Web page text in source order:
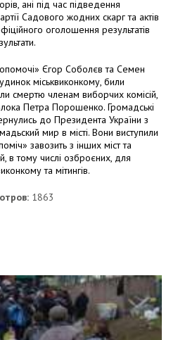
ані під час підведення
Садового жодних скарг та актів
оголошення результатів
Єгор Соболєв та Семен
міськвиконкому, били
смертю членам виборчих комісій,
Петра Порошенко. Громадські
до Президента України з
мир в місті. Вони виступили
завозить з інших міст та
в тому числі озброєних, для
та мітингів.
1863